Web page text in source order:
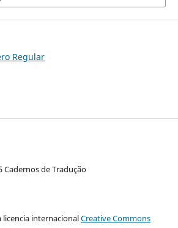
Regular
Cadernos de Tradução
licencia internacionalCreative Commons